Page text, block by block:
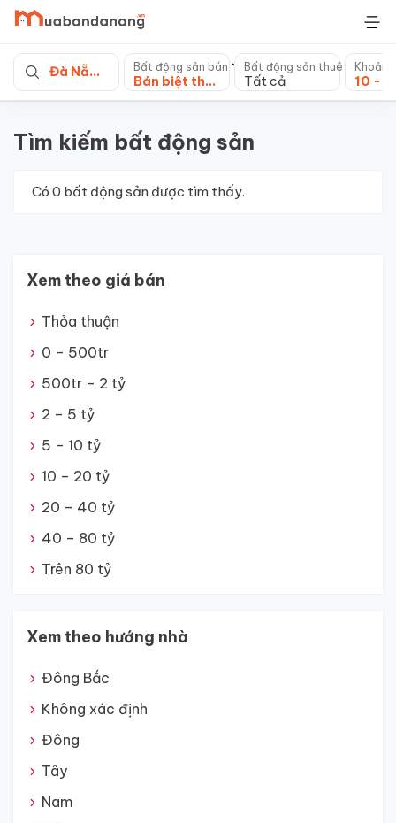
Skip
content
Đà Nẵng Bất động sản bán
Bán biệt thự, villa
Bất động sản thuê
Tất cả
Tìm kiếm bất động sản
Có 0 bất động sản được tìm thấy.
Xem theo giá bán
Thỏa thuận
0 – 500tr
500tr – 2 tỷ
2 – 5 tỷ
5 – 10 tỷ
10 – 20 tỷ
20 – 40 tỷ
40 – 80 tỷ
Trên 80 tỷ
Xem theo hướng nhà
Đông Bắc
Không xác định
Đông
Tây
Nam